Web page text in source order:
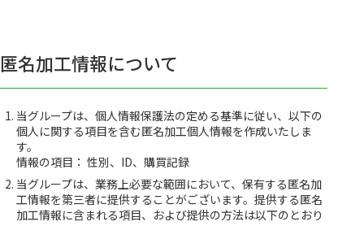
匿名加工情報について
当グループは、個人情報保護法の定める基準に従い、以下の
個人に関する項目を含む匿名加工個人情報を作成いたしま
す。
情報の項目： 性別、ID、購買記録
当グループは、業務上必要な範囲において、保有する匿名加
工情報を第三者に提供することがございます。提供する匿名
加工情報に含まれる項目、および提供の方法は以下のとおり